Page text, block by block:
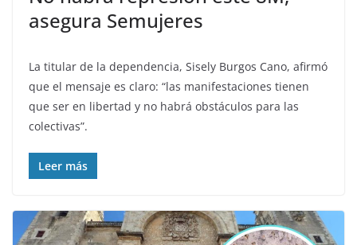
asegura Semujeres
La titular de la dependencia, Sisely Burgos Cano, afirmó
que el mensaje es claro: “las manifestaciones tienen
que ser en libertad y no habrá obstáculos para las
colectivas”.
Leer más